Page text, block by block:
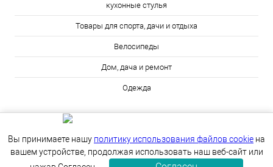
кухонные стулья
Товары для спорта, дачи и отдыха
Велосипеды
Дом, дача и ремонт
Одежда
Вы принимаете нашу политику использования файлов cookie на
вашем устройстве, продолжая использовать наш веб-сайт или